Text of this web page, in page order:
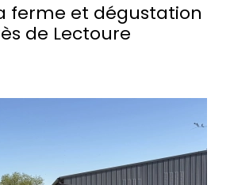
ferme et dégustation
de Lectoure